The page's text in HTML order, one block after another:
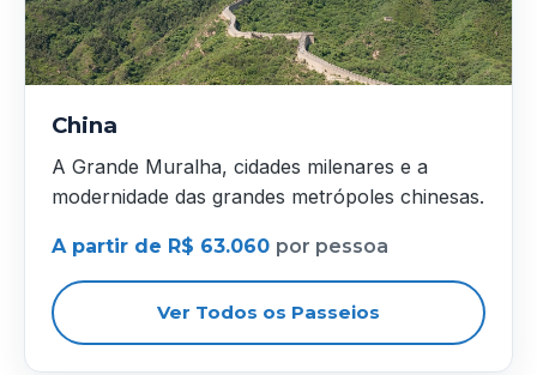
China
A Grande Muralha, cidades milenares e a
modernidade das grandes metrópoles chinesas.
A partir de R$ 63.060 por pessoa
Ver Todos os Passeios